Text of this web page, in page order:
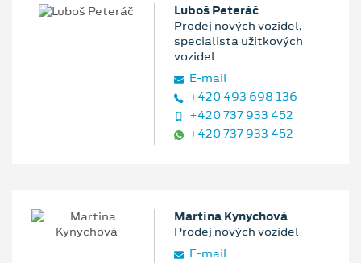
Luboš Peteráč
Prodej nových vozidel,
specialista užitkových
vozidel
E‑mail
+420 493 698 136
+420 737 933 452
+420 737 933 452
Martina Kynychová
Prodej nových vozidel
E‑mail